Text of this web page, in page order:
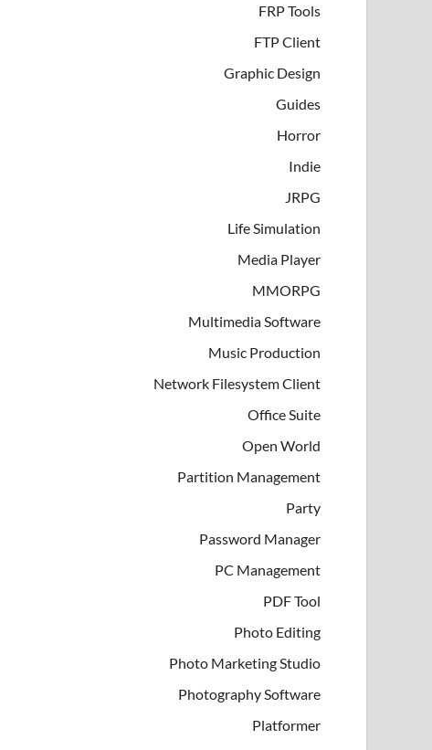
FRP Tools
FTP Client
Graphic Design
Guides
Horror
Indie
JRPG
Life Simulation
Media Player
MMORPG
Multimedia Software
Music Production
Network Filesystem Client
Office Suite
Open World
Partition Management
Party
Password Manager
PC Management
PDF Tool
Photo Editing
Photo Marketing Studio
Photography Software
Platformer